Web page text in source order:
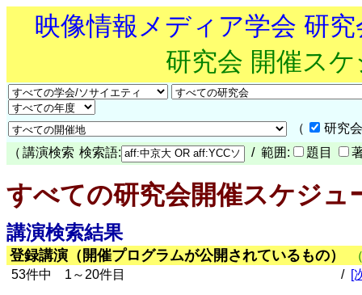
映像情報メディア学会 研
研究会 開催ス
（
研究
（ 講演検索 検索語: / 範囲: 題目
すべての研究会開催スケジュ
講演検索結果
登録講演（開催プログラムが公開されているもの）
53件中 1～20件目
/ [